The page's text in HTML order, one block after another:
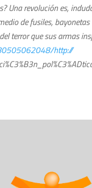
Una revolución es,
de fusiles,
terror que sus armas
http://